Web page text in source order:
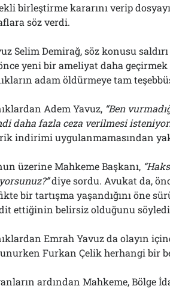
birleştirme kararını verip
söz verdi.
Selim Demirağ, söz konusu
yeni bir ameliyat daha geçirmek
adam öldürmeye tam
Adem Yavuz, “Ben
daha fazla ceza verilmesi
indirimi uygulanmamasından
üzerine Mahkeme Başkanı,
diye sordu. Avukat da,
bir tartışma yaşandığını öne
ettiğinin belirsiz olduğunu
Emrah Yavuz da olayın
Furkan Çelik herhangi bir
ardından Mahkeme, Bölge